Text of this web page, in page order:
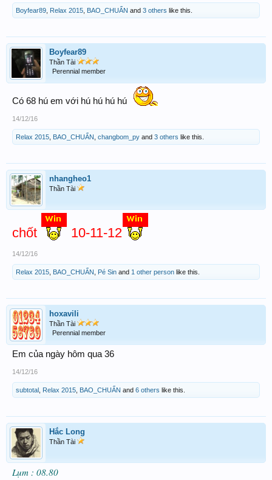
Boyfear89 Relax 2015 BAO_CHUẨN and 3 others like this.
Boyfear89
Thần Tài
Perennial member
Có 68 hú em với hú hú hú hú
14/12/16
Relax 2015 BAO_CHUẨN changbom_py and 3 others like this.
nhangheo1
Thần Tài
chốt 10-11-12
14/12/16
Relax 2015 BAO_CHUẨN Pé Sin and 1 other person like this.
hoxavili
Thần Tài
Perennial member
Em của ngày hôm qua 36
14/12/16
subtotal Relax 2015 BAO_CHUẨN and 6 others like this.
Hắc Long
Thần Tài
Lụm : 08.80